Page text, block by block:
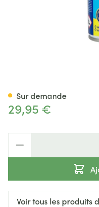
29,95 €
Sur demande
Voir tous les produits